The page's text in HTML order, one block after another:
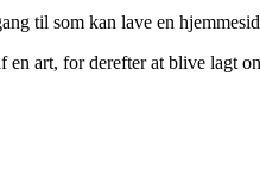
til som kan lave en
en art, for derefter at blive lagt